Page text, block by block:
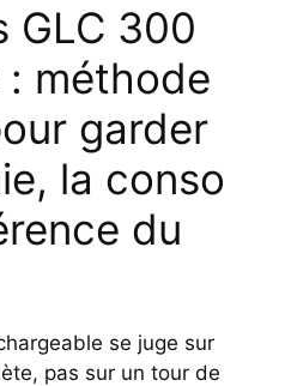
GLC 300
méthode
garder
la conso
du
se juge sur
pas sur un tour de